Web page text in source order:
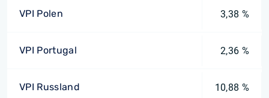
VPI Polen 3,38 %
VPI Portugal 2,36 %
VPI Russland 10,88 %